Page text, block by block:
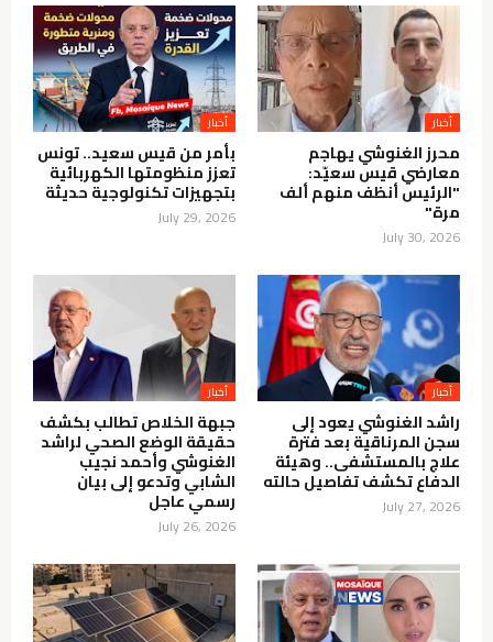
أخبار
محرز الغنوشي يهاجم
معارضي قيس سعيّد:
"الرئيس أنظف منهم ألف
مرة"
July 30, 2026
أخبار
بأمر من قيس سعيد.. تونس
تعزز منظومتها الكهربائية
بتجهيزات تكنولوجية حديثة
July 29, 2026
أخبار
راشد الغنوشي يعود إلى
سجن المرناقية بعد فترة
علاج بالمستشفى.. وهيئة
الدفاع تكشف تفاصيل حالته
July 27, 2026
أخبار
جبهة الخلاص تطالب بكشف
حقيقة الوضع الصحي لراشد
الغنوشي وأحمد نجيب
الشابي وتدعو إلى بيان
رسمي عاجل
July 26, 2026